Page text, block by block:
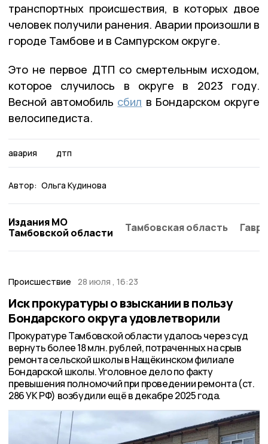
транспортных происшествия, в которых двое
человек получили ранения. Аварии произошли в
городе Тамбове и в Сампурском округе.
Это не первое ДТП со смертельным исходом,
которое случилось в округе в 2023 году.
Весной автомобиль сбил в Бондарском округе
велосипедиста.
авария дтп
Автор: Ольга Кудинова
Издания МО
Тамбовской области
Тамбовская область
Происшествие 28 июля , 16:23
Иск прокуратуры о взыскании в пользу
Бондарского округа удовлетворили
Прокуратуре Тамбовской области удалось через суд
вернуть более 18 млн. рублей, потраченных на срыв
ремонта сельской школы в Нащёкинском филиале
Бондарской школы. Уголовное дело по факту
превышения полномочий при проведении ремонта (ст.
286 УК РФ) возбудили ещё в декабре 2025 года.